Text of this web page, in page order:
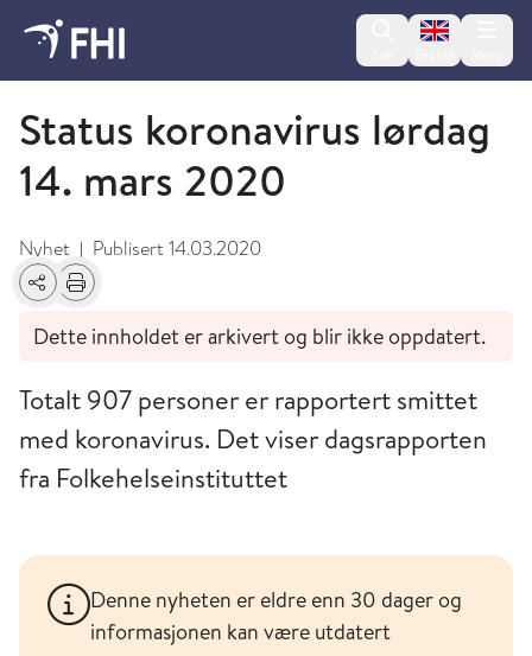
Change
Mars
Status koronavirus lørdag
14. mars 2020
Nyhet | Publisert14.03.2020
Del Skriv ut
Dette innholdet er arkivert og blir ikke oppdatert.
Totalt 907 personer er rapportert smittet
med koronavirus. Det viser dagsrapporten
fra Folkehelseinstituttet
Denne nyheten er eldre enn 30 dager og
informasjonen kan være utdatert